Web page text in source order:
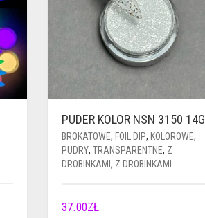
PUDER KOLOR NSN 3150 14G
BROKATOWE, FOIL DIP, KOLOROWE,
PUDRY, TRANSPARENTNE, Z
DROBINKAMI, Z DROBINKAMI
37.00ZŁ